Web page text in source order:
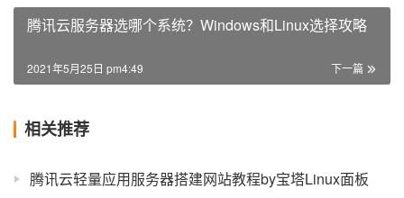
腾讯云服务器选哪个系统？Windows和Linux选择攻略
下一篇
2021年5月25日 pm4:49
相关推荐
腾讯云轻量应用服务器搭建网站教程by宝塔Linux面板